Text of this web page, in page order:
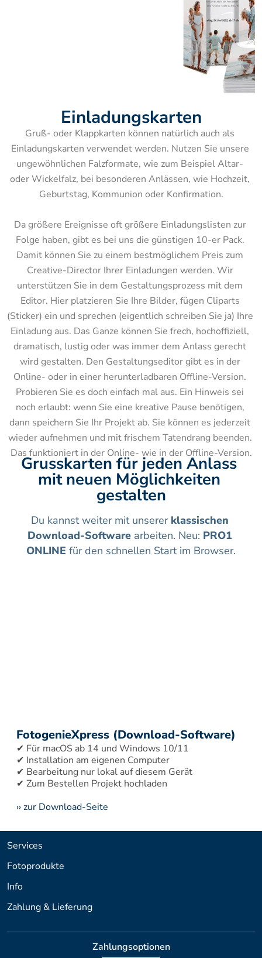
Einladungskarten
Gruß- oder Klappkarten können natürlich auch als
Einladungskarten verwendet werden. Nutzen Sie unsere
ungewöhnlichen Falzformate, wie zum Beispiel Altar-
oder Wickelfalz, bei besonderen Anlässen, wie Hochzeit,
Geburtstag, Kommunion oder Konfirmation.
Da größere Ereignisse oft größere Einladungslisten zur
Folge haben, gibt es bei uns die günstigen 10-er Pack.
Damit können Sie zu einem bestmöglichem Preis zum
Creative-Director Ihrer Einladungen werden. Wir
unterstützen Sie in dem Gestaltungsprozess mit dem
Editor. Hier platzieren Sie Ihre Bilder, fügen Cliparts
(Sticker) ein und sprechen (eigentlich schreiben Sie ja) Ihre
Einladung aus. Das Ganze können Sie frech, hochoffiziell,
dramatisch, lustig oder was immer dem Anlass gerecht
wird gestalten. Den Gestaltungseditor gibt es in der
Online- oder in einer herunterladbaren Offline-Version.
Probieren Sie es doch einfach mal aus. Ein Hinweis sei
noch erlaubt: wenn Sie eine kreative Pause benötigen,
dann speichern Sie Ihr Projekt ab. Sie können es jederzeit
wieder aufnehmen und mit frischem Tatendrang beenden.
Das funktioniert in der Online- wie in der Offline-Version.
Grusskarten für jeden Anlass
mit neuen Möglichkeiten
gestalten
Du kannst weiter mit unserer klassischen
Download-Software arbeiten. Neu: PRO1
ONLINE für den schnellen Start im Browser.
FotogenieXpress (Download-Software)
✔ Für macOS ab 14 und Windows 10/11
✔ Installation am eigenen Computer
✔ Bearbeitung nur lokal auf diesem Gerät
›› zur Download-Seite
Services
Fotoprodukte
Info
Zahlung & Lieferung
Zahlungsoptionen